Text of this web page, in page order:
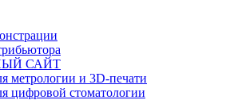
САЙТ
метрологии и 3D-печати
цифровой стоматологии